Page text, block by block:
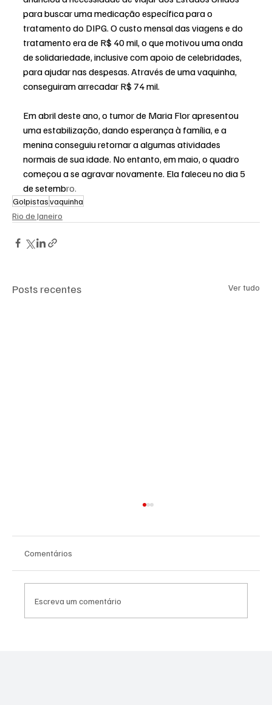
para buscar uma medicação específica para o
tratamento do DIPG. O custo mensal das viagens e do
tratamento era de R$ 40 mil, o que motivou uma onda
de solidariedade, inclusive com apoio de celebridades,
para ajudar nas despesas. Através de uma vaquinha,
conseguiram arrecadar R$ 74 mil.
Em abril deste ano, o tumor de Maria Flor apresentou
uma estabilização, dando esperança à família, e a
menina conseguiu retornar a algumas atividades
normais de sua idade. No entanto, em maio, o quadro
começou a se agravar novamente. Ela faleceu no dia 5
de setembro.
Golpistasvaquinha
Rio de Janeiro
Posts recentes Ver tudo
Comentários
Escreva um comentário